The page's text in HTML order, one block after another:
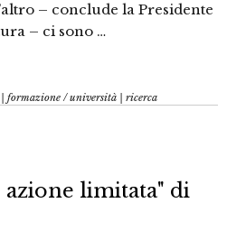
– conclude la Presidente
– ci sono …
| formazione /università | ricerca
azione limitata" di